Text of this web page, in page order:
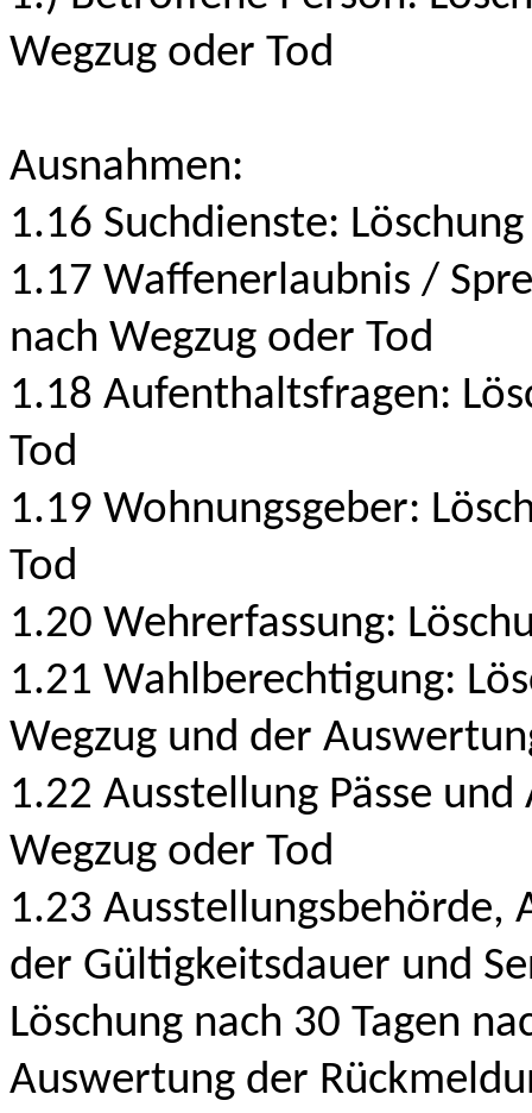
Wegzug oder Tod
Ausnahmen:
1.16 Suchdienste:
1.17 Waffenerlaubnis /
nach Wegzug oder Tod
1.18 Aufenthaltsfragen:
Tod
1.19 Wohnungsgeber:
Tod
1.20 Wehrerfassung:
1.21 Wahlberechtigung:
Wegzug und der
1.22 Ausstellung Pässe
Wegzug oder Tod
1.23 Ausstellungsbehörde,
der Gültigkeitsdauer und
Löschung nach 30 Tagen
Auswertung der